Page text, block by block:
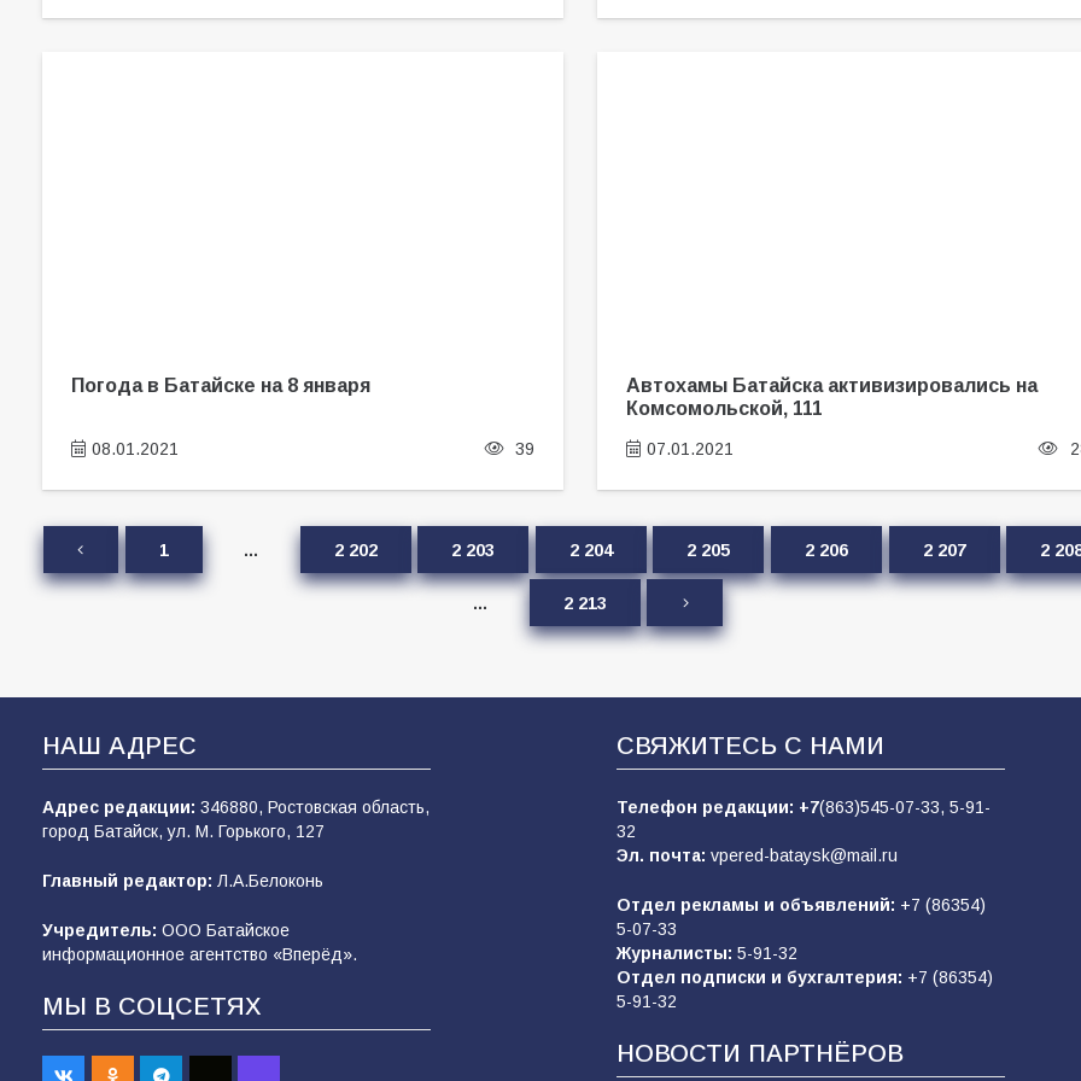
Погода в Батайске на 8 января
08.01.2021 39
Автохамы Батайска активизировались на
Комсомольской, 111
07.01.2021
1 … 2 202 2 203 2 204 2 205 2 206 2 207 2
… 2 213
НАШ АДРЕС
Адрес редакции: 346880, Ростовская область,
город Батайск, ул. М. Горького, 127
Главный редактор: Л.А.Белоконь
Учредитель: ООО Батайское
информационное агентство «Вперёд».
МЫ В СОЦСЕТЯХ
СВЯЖИТЕСЬ С НАМИ
Телефон редакции: +7(863)545-07-33, 5-91-
32
Эл. почта: vpered-bataysk@mail.ru
Отдел рекламы и объявлений: +7 (86354)
5-07-33
Журналисты: 5-91-32
Отдел подписки и бухгалтерия: +7 (86354)
5-91-32
НОВОСТИ ПАРТНЁРОВ